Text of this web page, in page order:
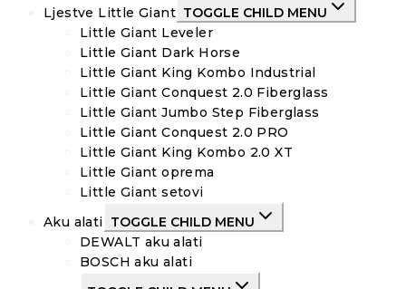
Ljestve Little Giant TOGGLE CHILD MENU
Little Giant Leveler
Little Giant Dark Horse
Little Giant King Kombo Industrial
Little Giant Conquest 2.0 Fiberglass
Little Giant Jumbo Step Fiberglass
Little Giant Conquest 2.0 PRO
Little Giant King Kombo 2.0 XT
Little Giant oprema
Little Giant setovi
Aku alati TOGGLE CHILD MENU
DEWALT aku alati
BOSCH aku alati